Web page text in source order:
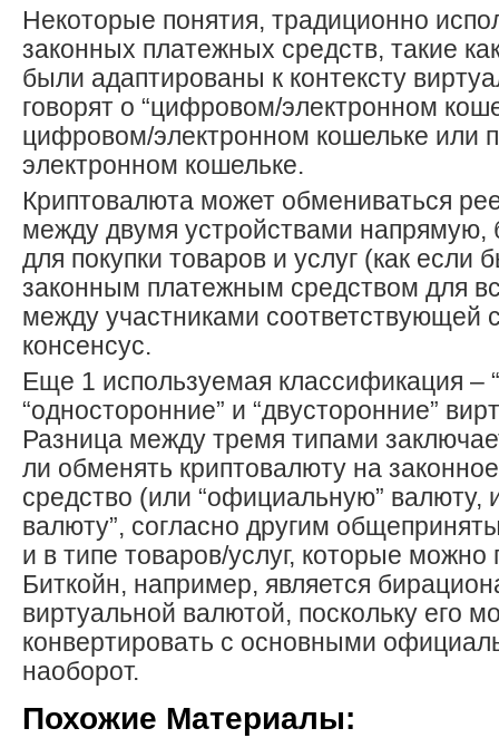
Некоторые понятия, традиционно
законных платежных средств, такие
были адаптированы к контексту
говорят о “цифровом/электронном
цифровом/электронном кошельке или
электронном кошельке.
Криптовалюта может обмениваться
между двумя устройствами напрямую,
для покупки товаров и услуг (как если
законным платежным средством для
между участниками соответствующей
консенсус.
Еще 1 используемая классификация –
“односторонние” и “двусторонние”
Разница между тремя типами
ли обменять криптовалюту на
средство (или “официальную” валюту,
валюту”, согласно другим
и в типе товаров/услуг, которые можно
Биткойн, например, является
виртуальной валютой, поскольку его
конвертировать с основными
наоборот.
Похожие Материалы: